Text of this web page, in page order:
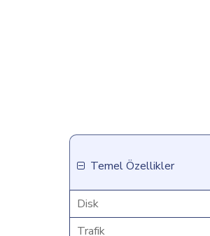
Temel Özellikler
Disk
Trafik